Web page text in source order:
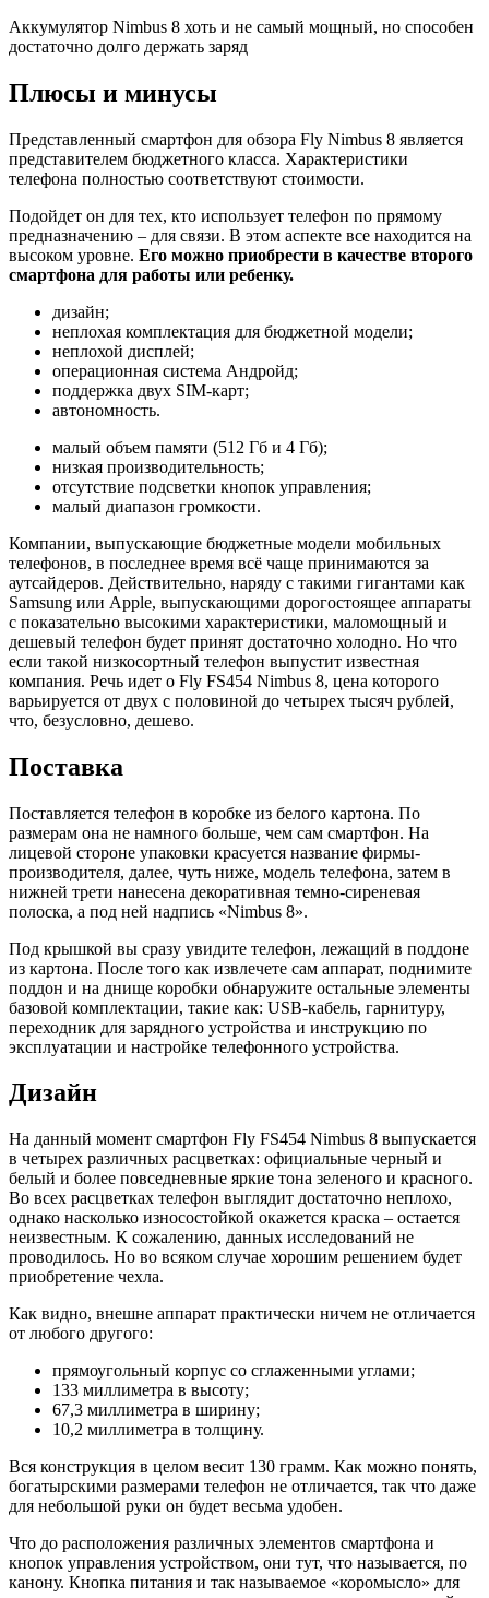
Аккумулятор Nimbus 8 хоть и не самый мощный, но способен
достаточно долго держать заряд
Плюсы и минусы
Представленный смартфон для обзора Fly Nimbus 8 является
представителем бюджетного класса. Характеристики
телефона полностью соответствуют стоимости.
Подойдет он для тех, кто использует телефон по прямому
предназначению – для связи. В этом аспекте все находится на
высоком уровне. Его можно приобрести в качестве второго
смартфона для работы или ребенку.
дизайн;
неплохая комплектация для бюджетной модели;
неплохой дисплей;
операционная система Андройд;
поддержка двух SIM-карт;
автономность.
малый объем памяти (512 Гб и 4 Гб);
низкая производительность;
отсутствие подсветки кнопок управления;
малый диапазон громкости.
Компании, выпускающие бюджетные модели мобильных
телефонов, в последнее время всё чаще принимаются за
аутсайдеров. Действительно, наряду с такими гигантами как
Samsung или Apple, выпускающими дорогостоящее аппараты
с показательно высокими характеристики, маломощный и
дешевый телефон будет принят достаточно холодно. Но что
если такой низкосортный телефон выпустит известная
компания. Речь идет о Fly FS454 Nimbus 8, цена которого
варьируется от двух с половиной до четырех тысяч рублей,
что, безусловно, дешево.
Поставка
Поставляется телефон в коробке из белого картона. По
размерам она не намного больше, чем сам смартфон. На
лицевой стороне упаковки красуется название фирмы-
производителя, далее, чуть ниже, модель телефона, затем в
нижней трети нанесена декоративная темно-сиреневая
полоска, а под ней надпись «Nimbus 8».
Под крышкой вы сразу увидите телефон, лежащий в поддоне
из картона. После того как извлечете сам аппарат, поднимите
поддон и на днище коробки обнаружите остальные элементы
базовой комплектации, такие как: USB-кабель, гарнитуру,
переходник для зарядного устройства и инструкцию по
эксплуатации и настройке телефонного устройства.
Дизайн
На данный момент смартфон Fly FS454 Nimbus 8 выпускается
в четырех различных расцветках: официальные черный и
белый и более повседневные яркие тона зеленого и красного.
Во всех расцветках телефон выглядит достаточно неплохо,
однако насколько износостойкой окажется краска – остается
неизвестным. К сожалению, данных исследований не
проводилось. Но во всяком случае хорошим решением будет
приобретение чехла.
Как видно, внешне аппарат практически ничем не отличается
от любого другого:
прямоугольный корпус со сглаженными углами;
133 миллиметра в высоту;
67,3 миллиметра в ширину;
10,2 миллиметра в толщину.
Вся конструкция в целом весит 130 грамм. Как можно понять,
богатырскими размерами телефон не отличается, так что даже
для небольшой руки он будет весьма удобен.
Что до расположения различных элементов смартфона и
кнопок управления устройством, они тут, что называется, по
канону. Кнопка питания и так называемое «коромысло» для